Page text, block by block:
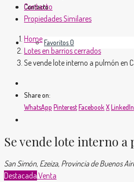
Contacto
Favoritos0
Contacto
Propiedades Similares
Home
Lotes en barrios cerrados
Se vende lote interno a pulmón en
Share on:
WhatsApp PinterestFacebook XLinkedIn
Se vende lote interno
San Simón, Ezeiza, Provincia de Buenos
Destacada Venta